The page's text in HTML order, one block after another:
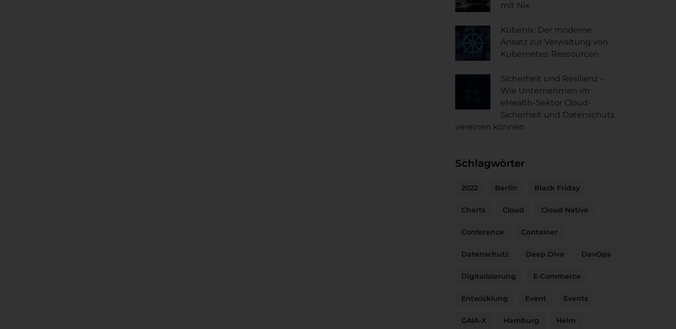
mit Nix
Kubenix: Der moderne
Ansatz zur Verwaltung von
Kubernetes-Ressourcen
Sicherheit und Resilienz –
Wie Unternehmen im
eHealth-Sektor Cloud-
Sicherheit und Datenschutz
vereinen können
Schlagwörter
2022 Berlin Black Friday
Charts Cloud Cloud Native
Conference Container
Datenschutz Deep Dive DevOps
Digitalisierung E-Commerce
Entwicklung Event Events
GAIA-X Hamburg Helm